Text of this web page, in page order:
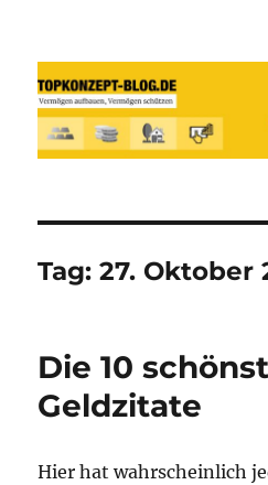
Reich werden
schützen mit
Gold-
Tag:27. Oktober
Die 10
Geldzitate
Hier hat wahrscheinlich